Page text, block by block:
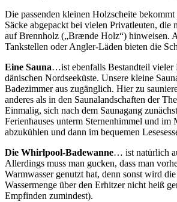
Die passenden kleinen Holzscheite
Säcke abgepackt bei vielen Privatleuten, die
auf Brennholz („Brænde Holz“) hinweisen.
Tankstellen oder Angler-Läden bieten die
Eine Sauna…ist ebenfalls Bestandteil vieler
dänischen Nordseeküste. Unsere kleine
Badezimmer aus zugänglich. Hier zu
anderes als in den Saunalandschaften der
Einmalig, sich nach dem Saunagang
Ferienhauses unterm Sternenhimmel und im
abzukühlen und dann im bequemen
Die Whirlpool-Badewanne… ist natürlich
Allerdings muss man gucken, dass man
Warmwasser genutzt hat, denn sonst wird
Wassermenge über den Erhitzer nicht heiß
Empfinden zumindest).